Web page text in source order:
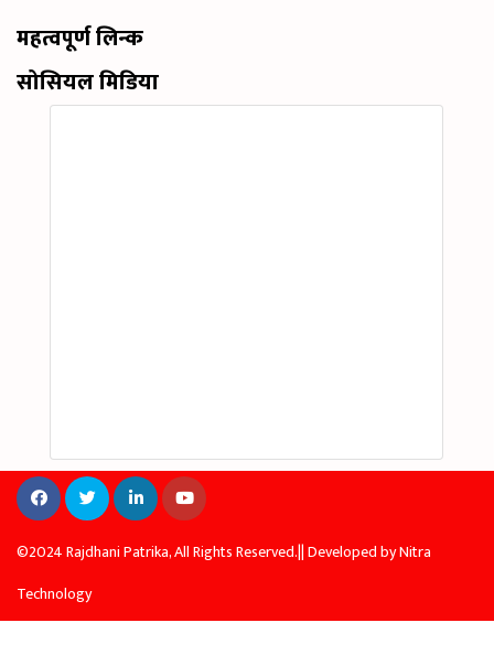
महत्वपूर्ण लिन्क
सोसियल मिडिया
©2024 Rajdhani Patrika, All Rights Reserved.|| Developed byNitra
Technology